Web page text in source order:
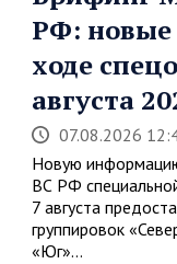
РФ: новые
ходе
августа
07.08.2026
Новую
ВС РФ
7 августа
группировок
«Юг»…